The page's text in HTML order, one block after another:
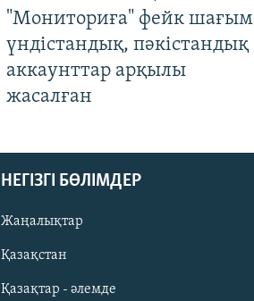
"Мониториға" фейк шағым
үндістандық, пәкістандық
аккаунттар арқылы
жасалған
НЕГІЗГІ БӨЛІМДЕР
Жаңалықтар
Қазақстан
Қазақтар - әлемде